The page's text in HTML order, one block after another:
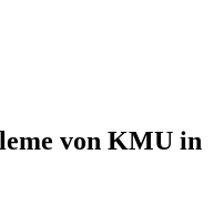
von KMU in